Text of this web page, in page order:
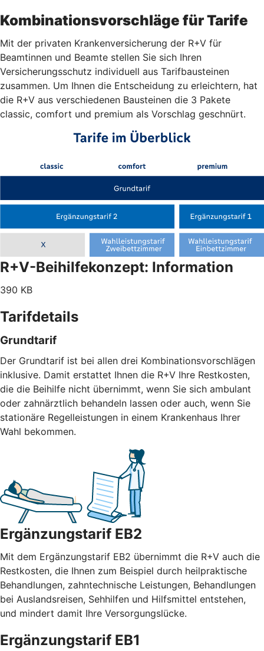
Kombinationsvorschläge für Tarife
Mit der privaten Krankenversicherung der R+V für
Beamtinnen und Beamte stellen Sie sich Ihren
Versicherungsschutz individuell aus Tarifbausteinen
zusammen. Um Ihnen die Entscheidung zu erleichtern, hat
die R+V aus verschiedenen Bausteinen die 3 Pakete
classic, comfort und premium als Vorschlag geschnürt.
R+V-Beihilfekonzept: Information
390 KB
Tarifdetails
Grundtarif
Der Grundtarif ist bei allen drei Kombinationsvorschlägen
inklusive. Damit erstattet Ihnen die R+V Ihre Restkosten,
die die Beihilfe nicht übernimmt, wenn Sie sich ambulant
oder zahnärztlich behandeln lassen oder auch, wenn Sie
stationäre Regelleistungen in einem Krankenhaus Ihrer
Wahl bekommen.
Ergänzungstarif EB2
Mit dem Ergänzungstarif EB2 übernimmt die R+V auch die
Restkosten, die Ihnen zum Beispiel durch heilpraktische
Behandlungen, zahntechnische Leistungen, Behandlungen
bei Auslandsreisen, Sehhilfen und Hilfsmittel entstehen,
und mindert damit Ihre Versorgungslücke.
Ergänzungstarif EB1